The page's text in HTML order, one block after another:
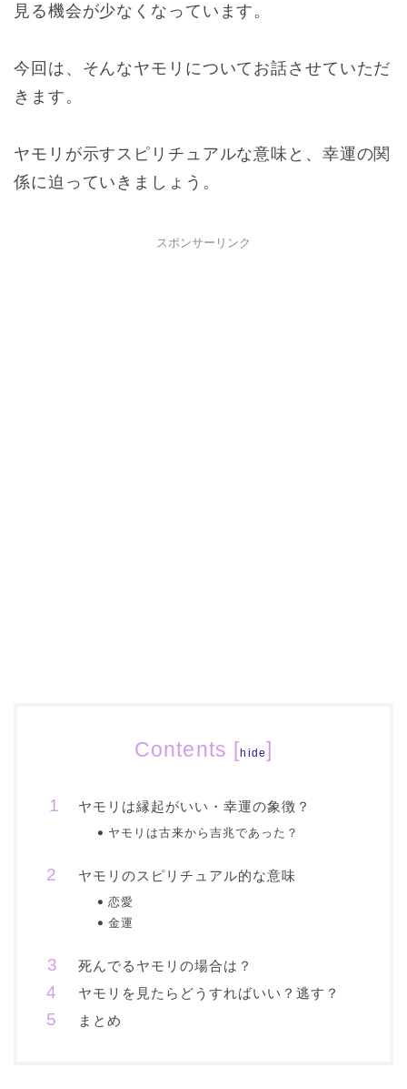
見る機会が少なくなっています。
今回は、そんなヤモリについてお話させていただ
きます。
ヤモリが示すスピリチュアルな意味と、幸運の関
係に迫っていきましょう。
スポンサーリンク
Contents [hide]
ヤモリは縁起がいい・幸運の象徴？
ヤモリは古来から吉兆であった？
ヤモリのスピリチュアル的な意味
恋愛
金運
死んでるヤモリの場合は？
ヤモリを見たらどうすればいい？逃す？
まとめ